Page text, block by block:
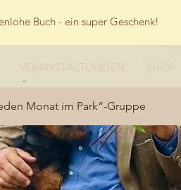
Buch - ein super Geschenk!
Monat im Park“-Gruppe